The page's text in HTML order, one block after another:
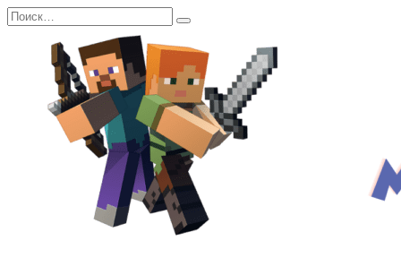
Перейти
к
содержанию
Search
for: